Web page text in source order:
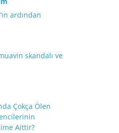
ardından
skandalı ve
Çokça Ölen
Aittir?